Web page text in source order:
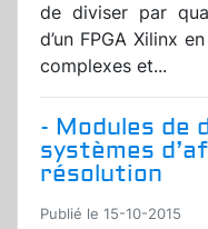
de diviser par
d’un FPGA Xilinx
complexes et...
- Modules de
systèmes
résolution
Publié le 15-10-2015